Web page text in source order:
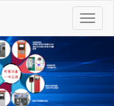
切
换
航